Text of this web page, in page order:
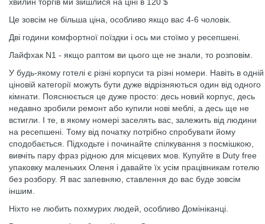
Це зовсім не більша ціна, особливо якщо вас 4-6 чоловік.
Дві години комфортної поїздки і ось ми стоїмо у ресепшені.
Лайфхак N1 - якщо раптом ви цього ще не знали, то розповім.
У будь-якому готелі є різні корпуси та різні номери. Навіть в одній
ціновій категорії можуть бути дуже відрізняються один від одного
кімнати. Пояснюється це дуже просто: десь новий корпус, десь
недавно зробили ремонт або купили нові меблі, а десь ще не
встигли. І те, в якому номері заселять вас, залежить від людини
на ресепшені. Тому від початку потрібно спробувати йому
сподобається. Підходьте і починайте спілкування з посмішкою,
вивчіть пару фраз рідною для місцевих мов. Купуйте в Duty free
упаковку маленьких Оленя і давайте їх усім працівникам готелю
без розбору. Я вас запевняю, ставлення до вас буде зовсім
іншим.
Ніхто не любить похмурих людей, особливо Домініканці.